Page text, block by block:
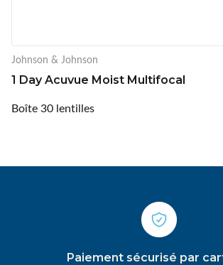
Johnson & Johnson
1 Day Acuvue Moist Multifocal
Boîte 30 lentilles
Paiement sécurisé par